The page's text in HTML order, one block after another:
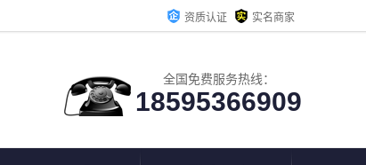
资质认证 实名商家
全国免费服务热线：
18595366909